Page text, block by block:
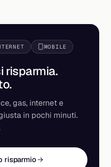
MOBILE
risparmia.
.
gas, internet e
in pochi minuti.
risparmio